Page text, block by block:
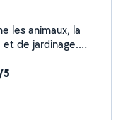
les animaux, la
de jardinage.
5